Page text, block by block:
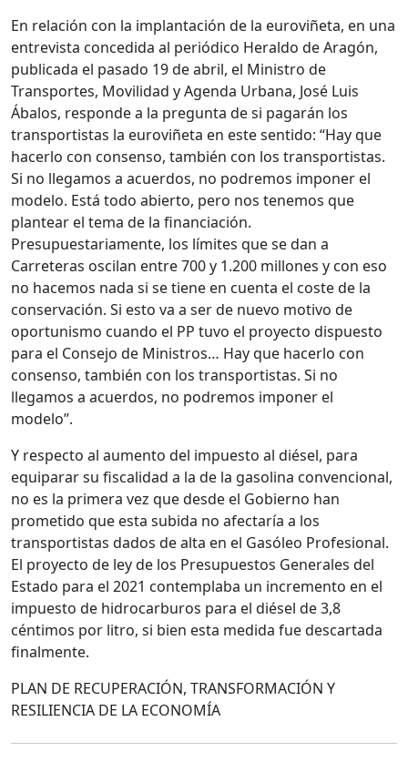
En relación con la implantación de la euroviñeta, en una
entrevista concedida al periódico Heraldo de Aragón,
publicada el pasado 19 de abril, el Ministro de
Transportes, Movilidad y Agenda Urbana, José Luis
Ábalos, responde a la pregunta de si pagarán los
transportistas la euroviñeta en este sentido: “Hay que
hacerlo con consenso, también con los transportistas.
Si no llegamos a acuerdos, no podremos imponer el
modelo. Está todo abierto, pero nos tenemos que
plantear el tema de la financiación.
Presupuestariamente, los límites que se dan a
Carreteras oscilan entre 700 y 1.200 millones y con eso
no hacemos nada si se tiene en cuenta el coste de la
conservación. Si esto va a ser de nuevo motivo de
oportunismo cuando el PP tuvo el proyecto dispuesto
para el Consejo de Ministros… Hay que hacerlo con
consenso, también con los transportistas. Si no
llegamos a acuerdos, no podremos imponer el
modelo”.
Y respecto al aumento del impuesto al diésel, para
equiparar su fiscalidad a la de la gasolina convencional,
no es la primera vez que desde el Gobierno han
prometido que esta subida no afectaría a los
transportistas dados de alta en el Gasóleo Profesional.
El proyecto de ley de los Presupuestos Generales del
Estado para el 2021 contemplaba un incremento en el
impuesto de hidrocarburos para el diésel de 3,8
céntimos por litro, si bien esta medida fue descartada
finalmente.
PLAN DE RECUPERACIÓN, TRANSFORMACIÓN Y
RESILIENCIA DE LA ECONOMÍA